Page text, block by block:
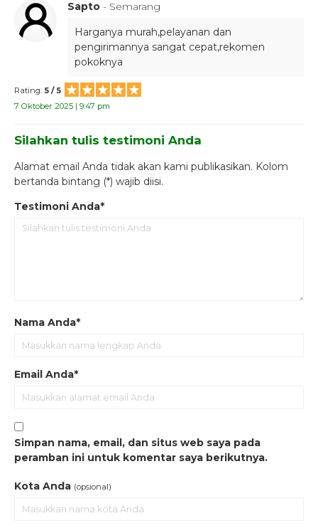
Sapto - Semarang
Harganya murah,pelayanan dan
pengirimannya sangat cepat,rekomen
pokoknya
Rating: 5 / 5
7 Oktober 2025 | 9:47 pm
Silahkan tulis testimoni Anda
Alamat email Anda tidak akan kami publikasikan. Kolom
bertanda bintang (*) wajib diisi.
Testimoni Anda*
Nama Anda*
Email Anda*
Simpan nama, email, dan situs web saya pada
peramban ini untuk komentar saya berikutnya.
Kota Anda (opsional)